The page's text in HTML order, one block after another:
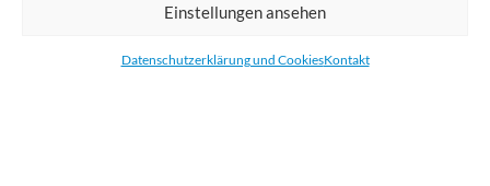
Einstellungen ansehen
Datenschutzerklärung und CookiesKontakt
Bestellen Sie gedruckte Werbemittel online für Ihr Unternehmen. Wir
und Aufkleber. Wir liefern unsere Druckprodukte Deutschland,